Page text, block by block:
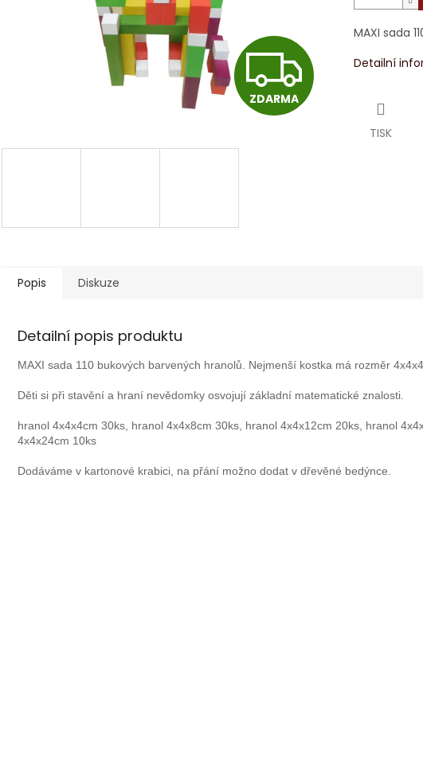
Z
D
A
ZDARMA
MAXI sada
Detailní
TISK
Popis Diskuze
Detailní popis produktu
MAXI sada 110 bukových barvených hranolů. Nejmenší kostka má rozměr
Děti si při stavění a hraní nevědomky osvojují základní matematické znalosti.
hranol 4x4x4cm 30ks, hranol 4x4x8cm 30ks, hranol 4x4x12cm 20ks, hranol
4x4x24cm 10ks
Dodáváme v kartonové krabici, na přání možno dodat v dřevěné bedýnce.